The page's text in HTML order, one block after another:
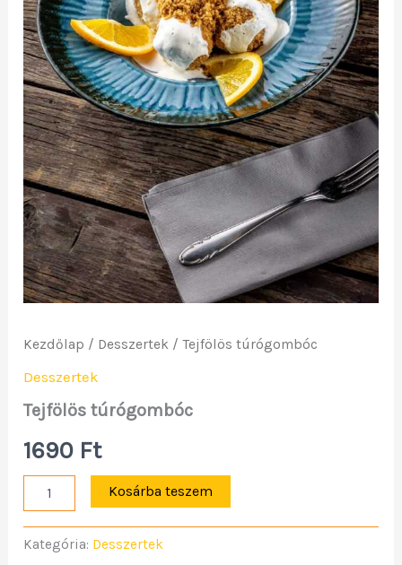
Kezdőlap / Desszertek / Tejfölös túrógombóc
Desszertek
Tejfölös túrógombóc
1690 Ft
Kosárba teszem
Kategória: Desszertek